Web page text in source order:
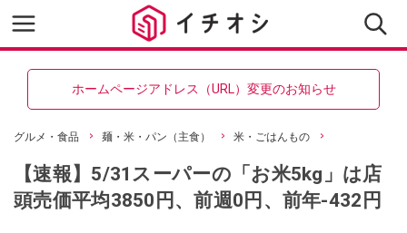
ホームページアドレス（URL）変更のお知らせ
グルメ・食品 麺・米・パン（主食） 米・ごはんもの
【速報】5/31スーパーの「お米5kg」は店
頭売価平均3850円、前週0円、前年-432円